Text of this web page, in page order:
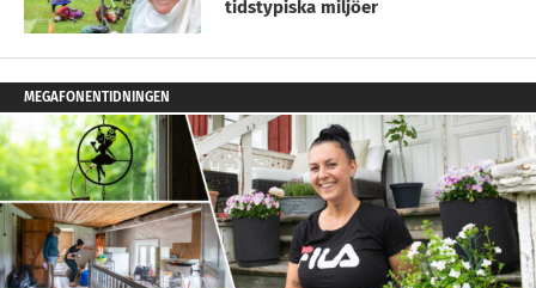
tidstypiska miljöer
MEGAFONENTIDNINGEN